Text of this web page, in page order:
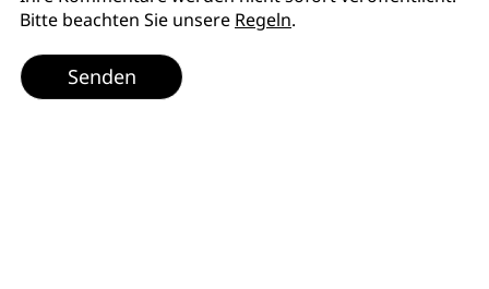
Bitte beachten Sie unsere Regeln.
Senden